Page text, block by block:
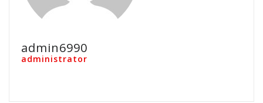
admin6990
administrator